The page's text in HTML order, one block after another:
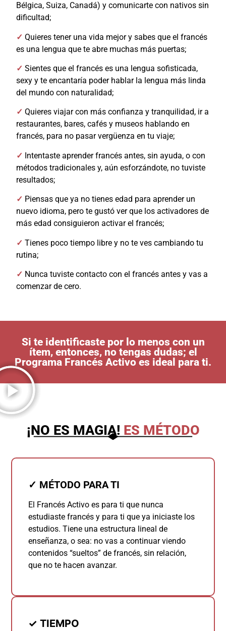
Bélgica, Suiza, Canadá) y comunicarte con nativos sin
dificultad;
✓ Quieres tener una vida mejor y sabes que el francés
es una lengua que te abre muchas más puertas;
✓ Sientes que el francés es una lengua sofisticada,
sexy y te encantaría poder hablar la lengua más linda
del mundo con naturalidad;
✓ Quieres viajar con más confianza y tranquilidad, ir a
restaurantes, bares, cafés y museos hablando en
francés, para no pasar vergüenza en tu viaje;
✓ Intentaste aprender francés antes, sin ayuda, o con
métodos tradicionales y, aún esforzándote, no tuviste
resultados;
✓ Piensas que ya no tienes edad para aprender un
nuevo idioma, pero te gustó ver que los activadores de
más edad consiguieron activar el francés;
✓ Tienes poco tiempo libre y no te ves cambiando tu
rutina;
✓ Nunca tuviste contacto con el francés antes y vas a
comenzar de cero.
Si te identificaste por lo menos con un
ítem, entonces, no tengas dudas; el
Programa Francés Activo es ideal para ti.
¡NO ES MAGIA! ES MÉTODO
✓ MÉTODO PARA TI
El Francés Activo es para ti que nunca
estudiaste francés y para ti que ya iniciaste los
estudios. Tiene una estructura lineal de
enseñanza, o sea: no vas a continuar viendo
contenidos “sueltos” de francés, sin relación,
que no te hacen avanzar.
✓ TIEMPO